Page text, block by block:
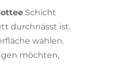
Schicht
durchnässt ist.
wählen.
möchten,